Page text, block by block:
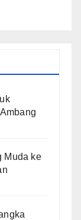
Muda ke